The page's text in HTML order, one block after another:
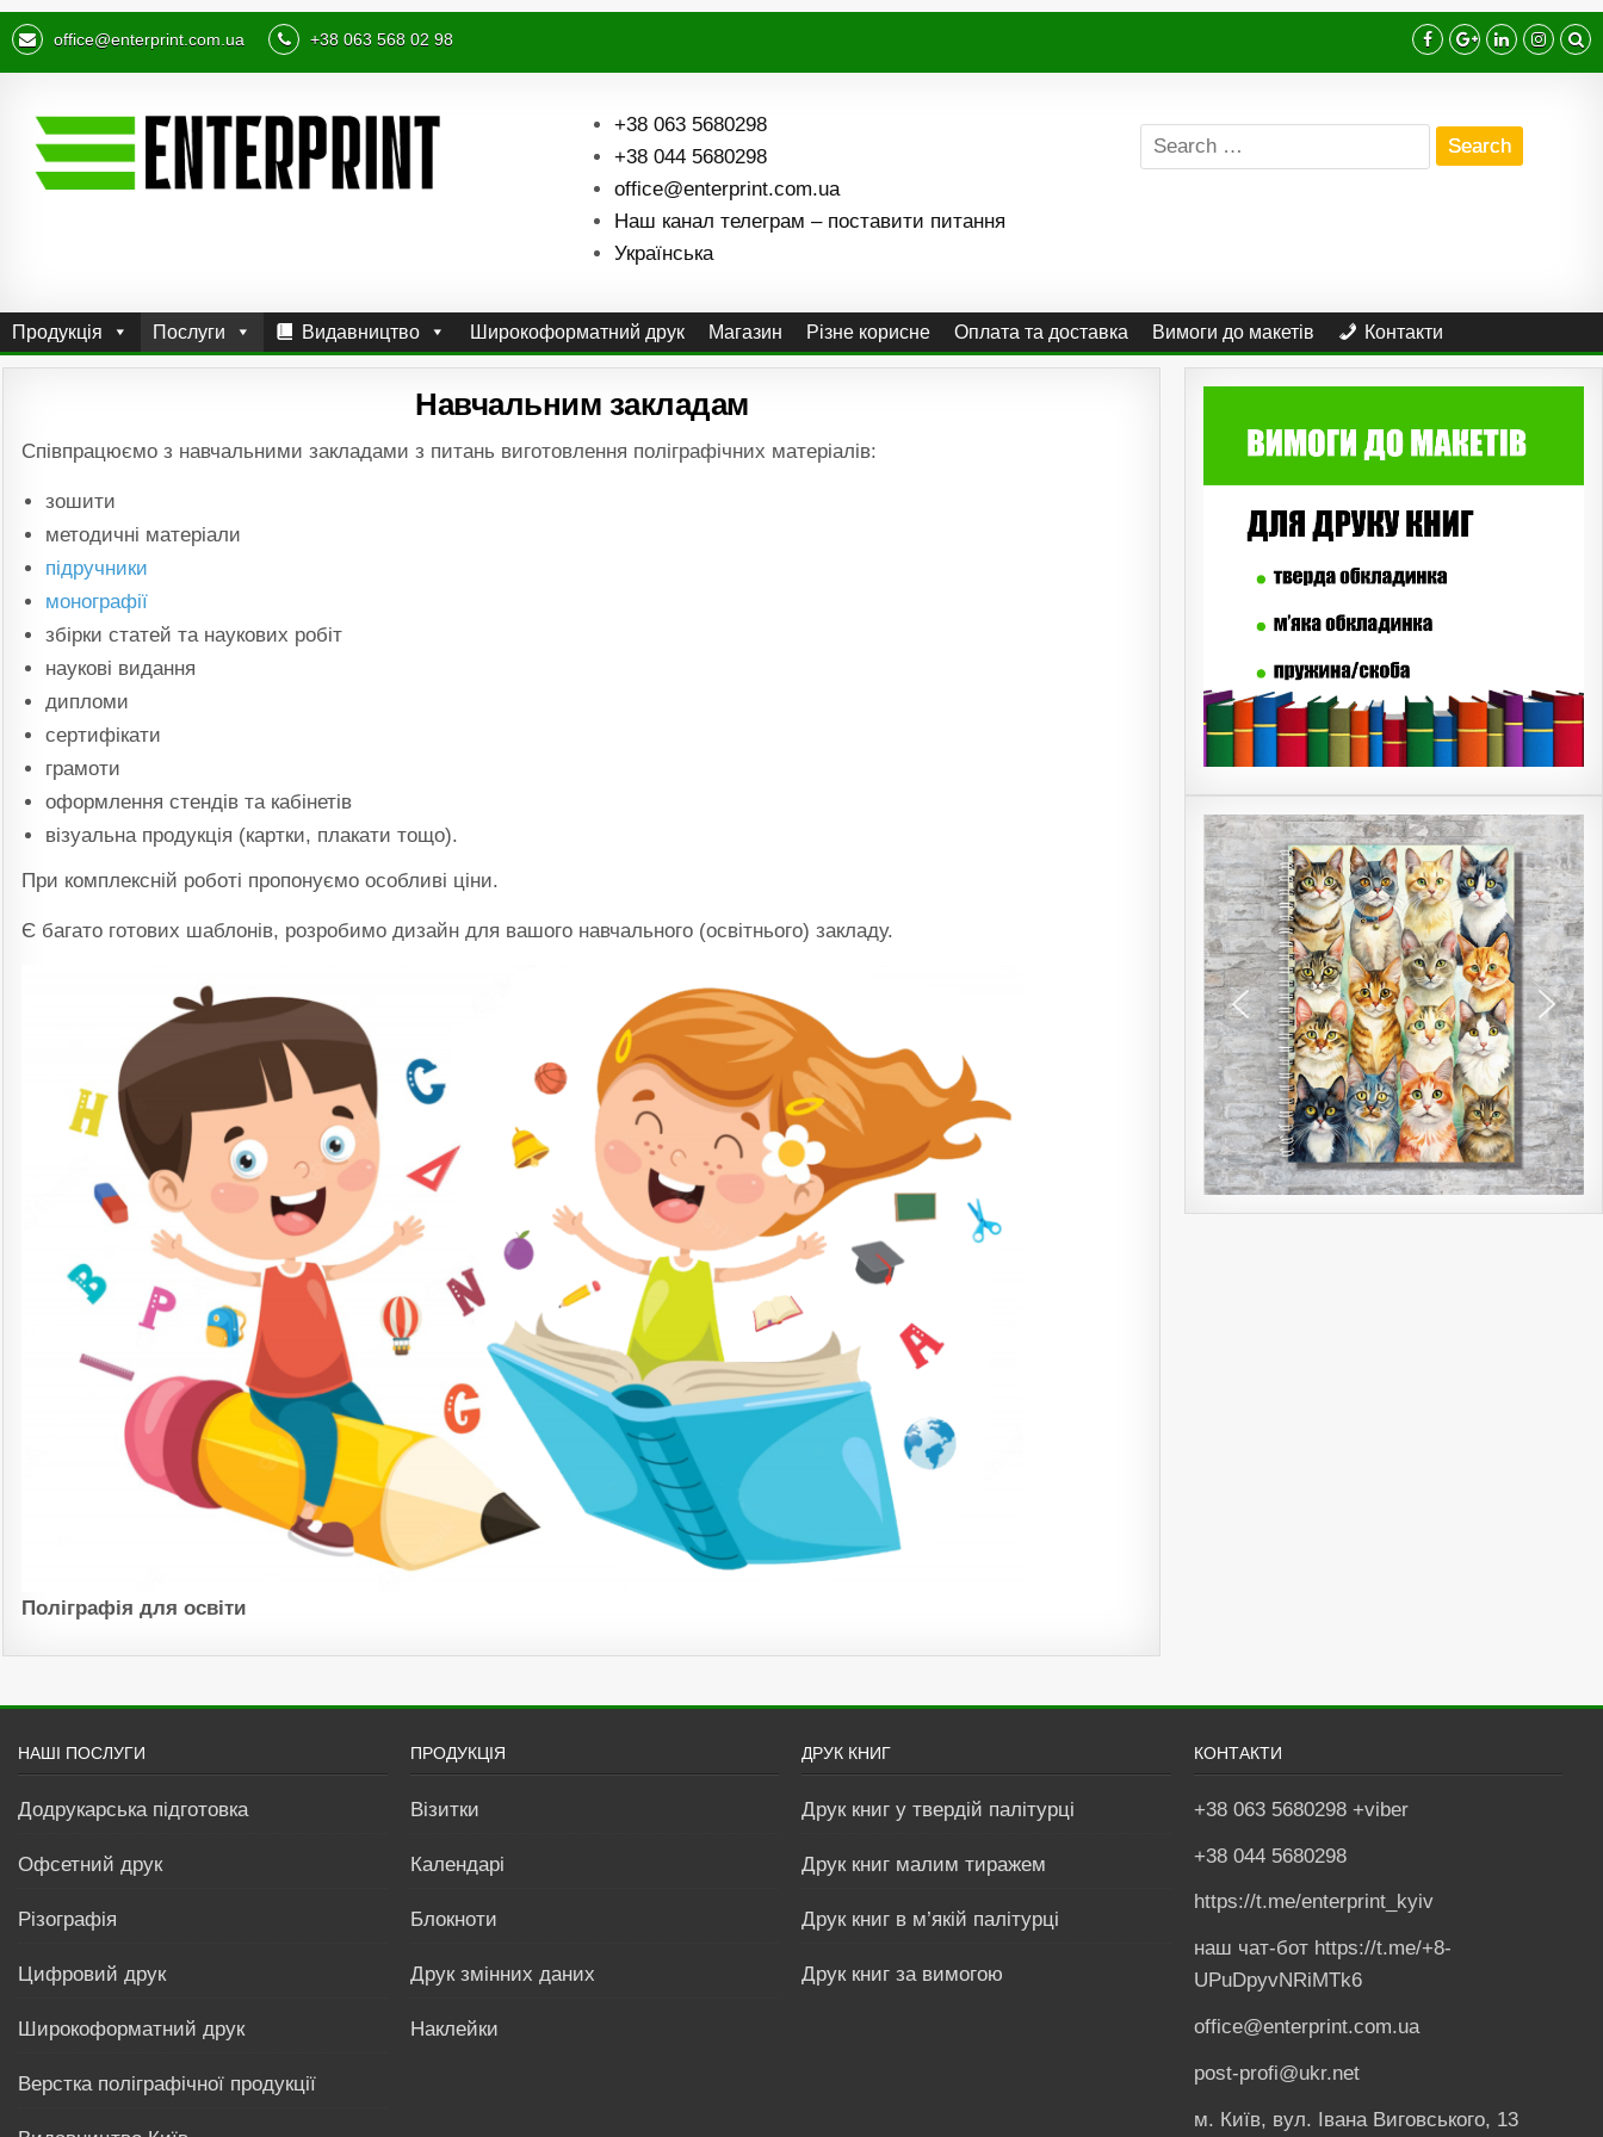
office@enterprint.com.ua +38 063 568 02 98
+38 063 5680298
+38 044 5680298
office@enterprint.com.ua
Наш канал телеграм – поставити питання
Українська
Search
for:
Продукція Послуги Видавництво Широкоформатний друк Магазин Різне корисне Оплата та доставка Вимоги до макетів Контакти
Навчальним закладам
Співпрацюємо з навчальними закладами з питань виготовлення поліграфічних матеріалів:
зошити
методичні матеріали
підручники
монографії
збірки статей та наукових робіт
наукові видання
дипломи
сертифікати
грамоти
оформлення стендів та кабінетів
візуальна продукція (картки, плакати тощо).
При комплексній роботі пропонуємо особливі ціни.
Є багато готових шаблонів, розробимо дизайн для вашого навчального (освітнього) закладу.
Поліграфія для освіти
НАШІ ПОСЛУГИ
Додрукарська підготовка
Офсетний друк
Різографія
Цифровий друк
Широкоформатний друк
Верстка поліграфічної продукції
ПРОДУКЦІЯ
Візитки
Календарі
Блокноти
Друк змінних даних
Наклейки
ДРУК КНИГ
Друк книг у твердій палітурці
Друк книг малим тиражем
Друк книг в м’якій палітурці
Друк книг за вимогою
КОНТАКТИ
+38 063 5680298 +viber
+38 044 5680298
https://t.me/enterprint_kyiv
наш чат-бот https://t.me/+8-
UPuDpyvNRiMTk6
office@enterprint.com.ua
post-profi@ukr.net
м. Київ, вул. Івана Виговського, 13